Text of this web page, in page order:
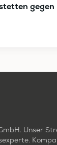
Unser